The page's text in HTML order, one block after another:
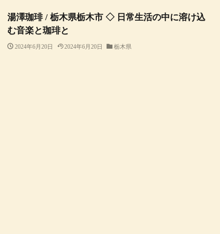
湯澤珈琲 / 栃木県栃木市 ◇ 日常生活の中に溶け込
む音楽と珈琲と
2024年6月20日 2024年6月20日 栃木県